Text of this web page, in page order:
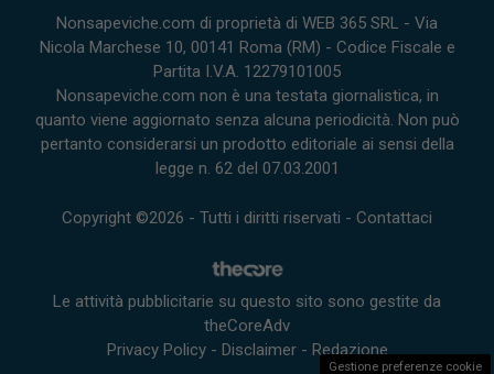
Nonsapeviche.com di proprietà di WEB 365 SRL - Via
Nicola Marchese 10, 00141 Roma (RM) - Codice Fiscale e
Partita I.V.A. 12279101005
Nonsapeviche.com non è una testata giornalistica, in
quanto viene aggiornato senza alcuna periodicità. Non può
pertanto considerarsi un prodotto editoriale ai sensi della
legge n. 62 del 07.03.2001
Copyright ©2026 - Tutti i diritti riservati - Contattaci
Le attività pubblicitarie su questo sito sono gestite da
theCoreAdv
Privacy Policy- Disclaimer- Redazione
Gestione preferenze cookie